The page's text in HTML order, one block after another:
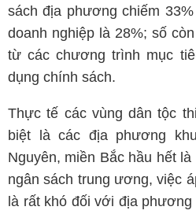
sách địa phương chiếm
doanh nghiệp là 28%; số
từ các chương trình mục
dụng chính sách.
Thực tế các vùng dân tộc
biệt là các địa phương
Nguyên, miền Bắc hầu hết
ngân sách trung ương, việc
là rất khó đối với địa